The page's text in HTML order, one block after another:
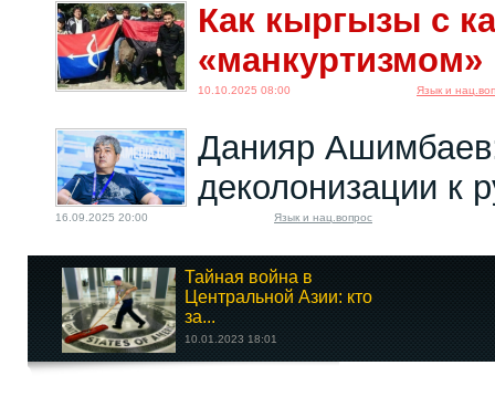
Как кыргызы с
10.10.2025 08:00 Язык и
Данияр
деколонизации к
16.09.2025 20:00 Язык и нац.вопрос
Тайная война в
Центральной Азии: кто
за...
10.01.2023 18:01